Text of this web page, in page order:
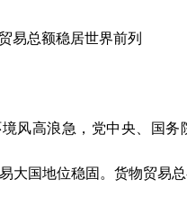
总额稳居世界前列
风高浪急，党中央、国
大国地位稳固。货物贸易